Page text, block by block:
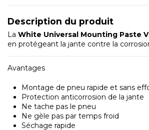
Description du produit
La White Universal Mounting Paste
en protégeant la jante contre la
Avantages
Montage de pneu rapide et sans
Protection anticorrosion de la jante
Ne tache pas le pneu
Ne gèle pas par temps froid
Séchage rapide